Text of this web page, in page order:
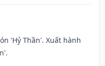
'Hỷ Thần'. Xuất hành